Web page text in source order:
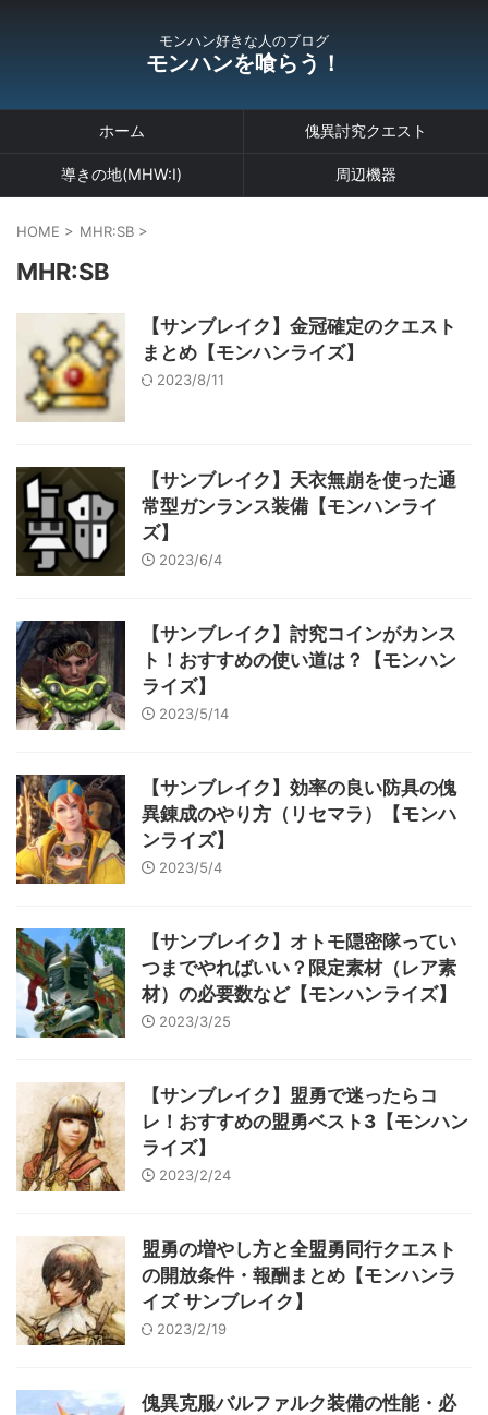
モンハン好きな人のブログ
モンハンを喰らう！
ホーム 傀異討究クエスト
導きの地(MHW:I) 周辺機器
HOME > MHR:SB >
MHR:SB
【サンブレイク】金冠確定のクエスト
まとめ【モンハンライズ】
2023/8/11
【サンブレイク】天衣無崩を使った通
常型ガンランス装備【モンハンライ
ズ】
2023/6/4
【サンブレイク】討究コインがカンス
ト！おすすめの使い道は？【モンハン
ライズ】
2023/5/14
【サンブレイク】効率の良い防具の傀
異錬成のやり方（リセマラ）【モンハ
ンライズ】
2023/5/4
【サンブレイク】オトモ隠密隊ってい
つまでやればいい？限定素材（レア素
材）の必要数など【モンハンライズ】
2023/3/25
【サンブレイク】盟勇で迷ったらコ
レ！おすすめの盟勇ベスト3【モンハン
ライズ】
2023/2/24
盟勇の増やし方と全盟勇同行クエスト
の開放条件・報酬まとめ【モンハンラ
イズ サンブレイク】
2023/2/19
傀異克服バルファルク装備の性能・必